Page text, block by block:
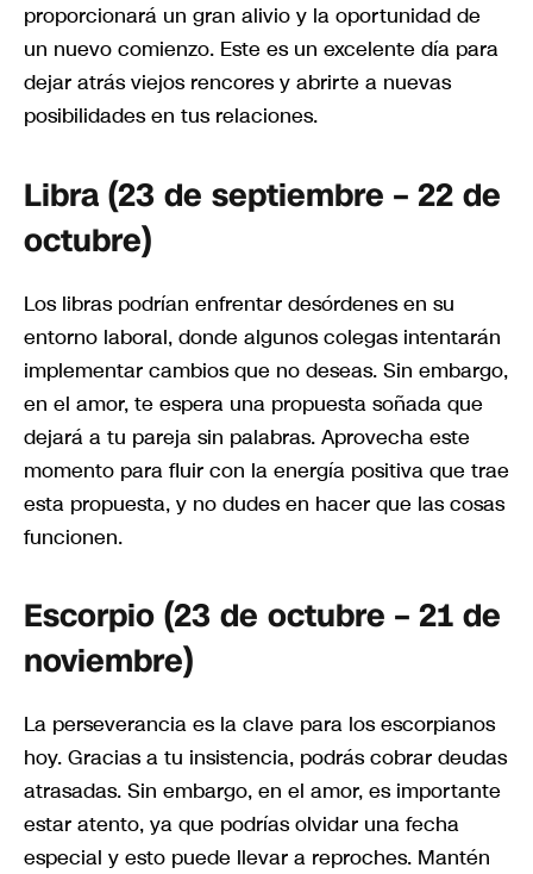
proporcionará un gran alivio y la oportunidad de
un nuevo comienzo. Este es un excelente día para
dejar atrás viejos rencores y abrirte a nuevas
posibilidades en tus relaciones.
Libra (23 de septiembre – 22 de
octubre)
Los libras podrían enfrentar desórdenes en su
entorno laboral, donde algunos colegas intentarán
implementar cambios que no deseas. Sin embargo,
en el amor, te espera una propuesta soñada que
dejará a tu pareja sin palabras. Aprovecha este
momento para fluir con la energía positiva que trae
esta propuesta, y no dudes en hacer que las cosas
funcionen.
Escorpio (23 de octubre – 21 de
noviembre)
La perseverancia es la clave para los escorpianos
hoy. Gracias a tu insistencia, podrás cobrar deudas
atrasadas. Sin embargo, en el amor, es importante
estar atento, ya que podrías olvidar una fecha
especial y esto puede llevar a reproches. Mantén